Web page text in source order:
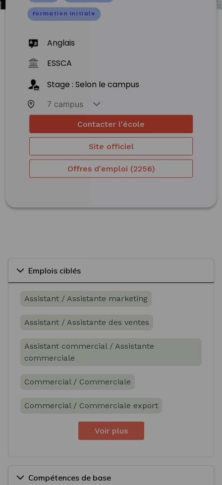
Formation initiale
Anglais
ESSCA
Stage : Selon le campus
7 campus
Contacter l'école
Site officiel
Offres d'emploi (2256)
Emplois ciblés
Assistant / Assistante marketing
Assistant / Assistante des ventes
Assistant commercial / Assistante
commerciale
Commercial / Commerciale
Commercial / Commerciale export
Voir plus
Compétences de base